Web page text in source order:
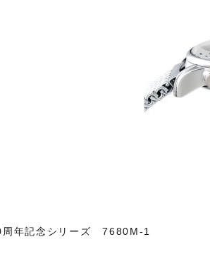
周年記念シリーズ 7680M-1